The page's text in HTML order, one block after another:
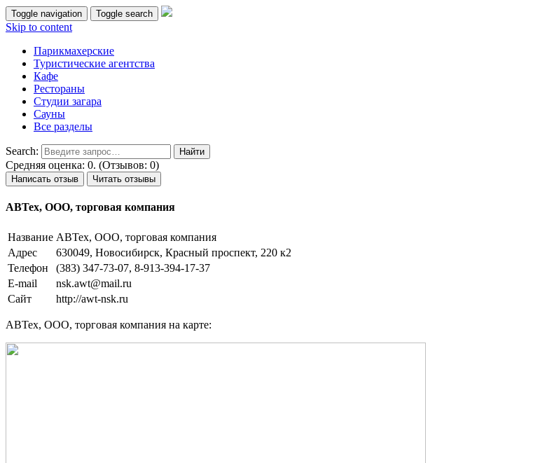
Toggle navigation Toggle search
Skip to content
Парикмахерские
Туристические агентства
Кафе
Рестораны
Студии загара
Сауны
Все разделы
Search:
Средняя оценка: 0. (Отзывов: 0)
Написать отзыв Читать отзывы
АВТех, ООО, торговая компания
Название АВТех, ООО, торговая компания
Адрес
630049, Новосибирск, Красный проспект, 220 к2
Телефон
(383) 347-73-07, 8-913-394-17-37
E-mail
nsk.awt@mail.ru
Сайт
http://awt-nsk.ru
АВТех, ООО, торговая компания на карте: